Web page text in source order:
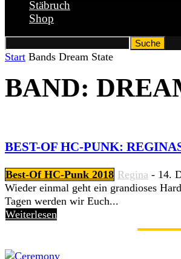
Stäbruch
Shop
Start Bands Dream State
BAND:
BEST-OF HC-PUNK:
Best-Of HC-Punk 2018 Regina - 14.
Wieder einmal geht ein grandioses
Tagen werden wir Euch...
Weiterlesen